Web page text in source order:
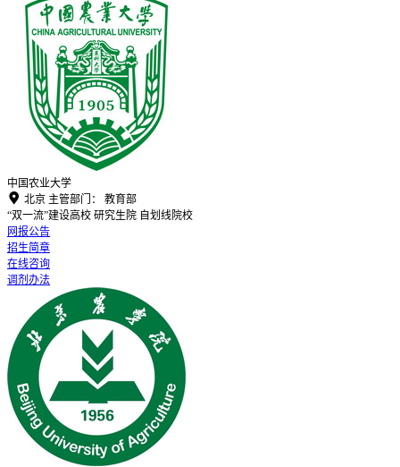
中国农业大学
 北京 主管部门：
教育部
“双一流”建设高校 研究生院 自划线院校
网报公告
招生简章
在线咨询
调剂办法